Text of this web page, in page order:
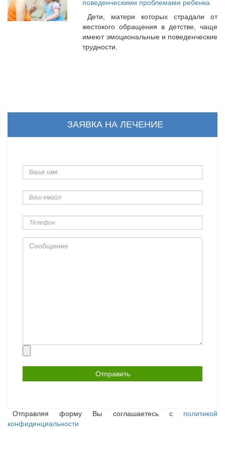
поведенческими проблемами ребенка
Дети, матери которых страдали от
жестокого обращения в детстве, чаще
имеют эмоциональные и поведенческие
трудности.
ЗАЯВКА НА ЛЕЧЕНИЕ
имя
емайл
Сообщение
Отправляя форму Вы соглашаетесь с политикой
конфиденциальности